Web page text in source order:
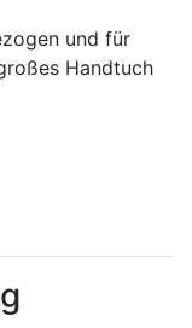
und für
Handtuch